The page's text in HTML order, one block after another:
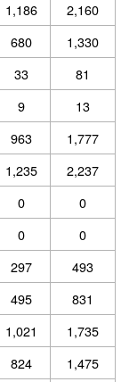
1,186
2,160
680
1,330
33
81
9
13
963
1,777
1,235
2,237
0
0
0
0
297
493
495
831
1,021
1,735
824
1,475